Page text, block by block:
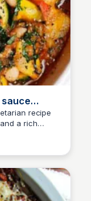
recipe
a rich